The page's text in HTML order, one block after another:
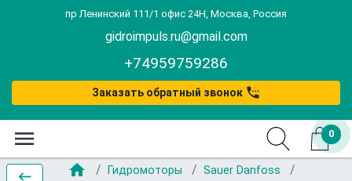
пр Ленинский 111/1 офис 24Н, Москва, Россия
gidroimpuls.ru@gmail.com
+74959759286
Заказать обратный звонок settings_phone
menu 0
keyboard_backspace home Гидромоторы
Sauer Danfoss